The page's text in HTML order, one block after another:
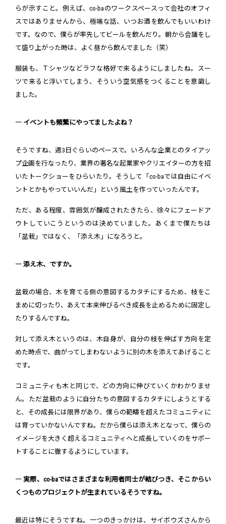
らが示すこと。例えば、co-baのワークスペースって会社のオフィ
スではありませんから、極端な話、いつお酒を飲んでもいいわけ
です。なので、僕らが率先してビールを飲んだり。朝から会議をし
て盛り上がった時は、よく昼から飲んでました（笑）
服装も、Ｔシャツなどラフな格好で来るようにしましたね。スー
ツで来ると浮いてしまう、そういう空気感をつくることを意識し
ました。
― イベントも頻繁にやってましたよね？
そうですね、週3日ぐらいのペースで。いろんな企業とのタイアッ
プ企画を行なったり、業界の著名な起業家やクリエイターの方を招
いたトークショーをひらいたり。そうして「co-baでは自由にイベ
ントとかもやっていいんだ」という風土を作っていったんです。
ただ、ある程度、雰囲気が醸成されたきたら、徐々にフェードア
ウトしていこうというのは決めていました。あくまで僕たちは
「盆栽」ではなく、「添え木」になろうと。
― 添え木、ですか。
盆栽の場合、木を育てる側の意図するカタチにするため、枝をこ
まめに切ったり、あえて本来伸びるべき成長を止めるために固定し
たりするんですね。
対して添え木というのは、木自身が、自分の枝を伸ばす方向を定
めた時点で、曲がってしまわないように別の木を添えてあげること
です。
コミュニティも木と同じで、どの方向に伸びていくかわかりませ
ん。ただ盆栽のように自分たちの意図するカタチにしようとする
と、その成長には限界があり、僕らの範疇を超えたコミュニティに
は育っていかないんですね。だから僕らは添え木となって、僕らの
イメージを大きく超えるコミュニティへと成長していくのをサポー
トすることに徹するようにしています。
― 実際、co-baではさまざまな利用者同士が結びつき、そこからい
くつものプロジェクトが生まれているそうですね。
最近は特にそうですね。一つのきっかけは、サイボウズさんから